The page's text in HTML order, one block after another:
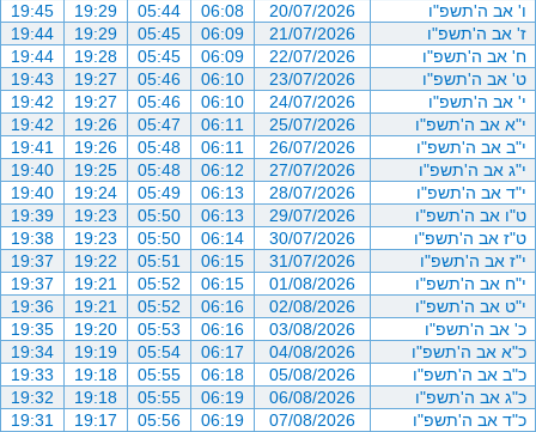
ו' אב ה'תשפ"ו
20/07/2026
06:08
05:44
19:29
19:45
ז' אב ה'תשפ"ו
21/07/2026
06:09
05:45
19:29
19:44
ח' אב ה'תשפ"ו
22/07/2026
06:09
05:45
19:28
19:44
ט' אב ה'תשפ"ו
23/07/2026
06:10
05:46
19:27
19:43
י' אב ה'תשפ"ו
24/07/2026
06:10
05:46
19:27
19:42
י"א אב ה'תשפ"ו
25/07/2026
06:11
05:47
19:26
19:42
י"ב אב ה'תשפ"ו
26/07/2026
06:11
05:48
19:26
19:41
י"ג אב ה'תשפ"ו
27/07/2026
06:12
05:48
19:25
19:40
י"ד אב ה'תשפ"ו
28/07/2026
06:13
05:49
19:24
19:40
ט"ו אב ה'תשפ"ו
29/07/2026
06:13
05:50
19:23
19:39
ט"ז אב ה'תשפ"ו
30/07/2026
06:14
05:50
19:23
19:38
י"ז אב ה'תשפ"ו
31/07/2026
06:15
05:51
19:22
19:37
י"ח אב ה'תשפ"ו
01/08/2026
06:15
05:52
19:21
19:37
י"ט אב ה'תשפ"ו
02/08/2026
06:16
05:52
19:21
19:36
כ' אב ה'תשפ"ו
03/08/2026
06:16
05:53
19:20
19:35
כ"א אב ה'תשפ"ו
04/08/2026
06:17
05:54
19:19
19:34
כ"ב אב ה'תשפ"ו
05/08/2026
06:18
05:55
19:18
19:33
כ"ג אב ה'תשפ"ו
06/08/2026
06:19
05:55
19:18
19:32
כ"ד אב ה'תשפ"ו
07/08/2026
06:19
05:56
19:17
19:31